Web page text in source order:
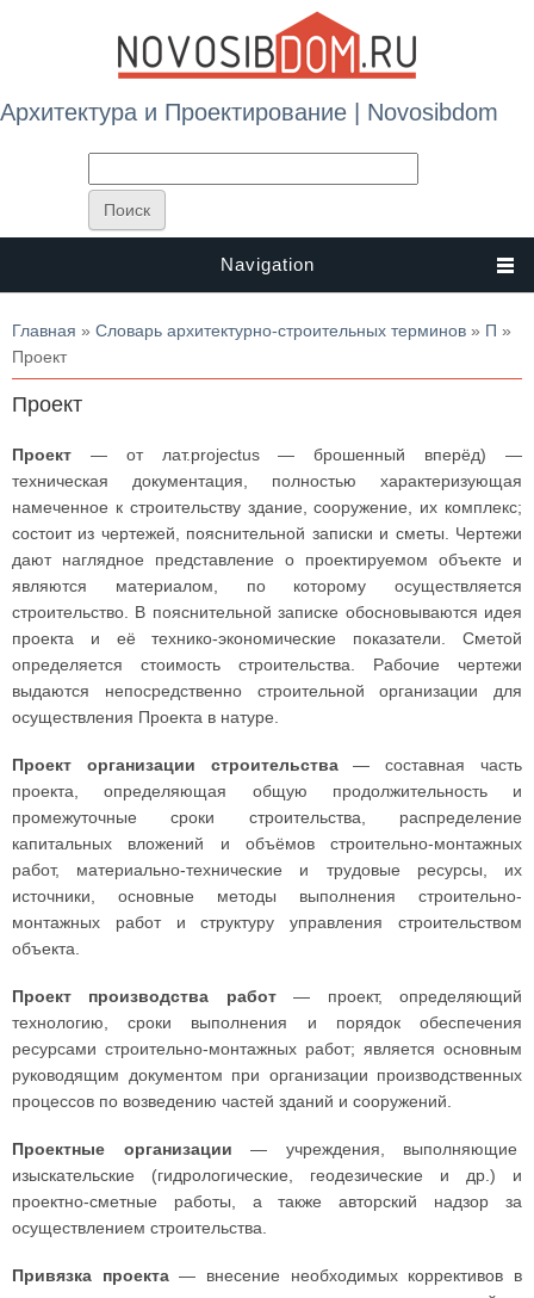
Архитектура и Проектирование | Novosibdom
Navigation
Вы здесь
Главная » Словарь архитектурно-строительных терминов » П »
Проект
Проект
Проект — от лат.projectus — брошенный вперёд) —
техническая документация, полностью характеризующая
намеченное к строительству здание, сооружение, их комплекс;
состоит из чертежей, пояснительной записки и сметы. Чертежи
дают наглядное представление о проектируемом объекте и
являются материалом, по которому осуществляется
строительство. В пояснительной записке обосновываются идея
проекта и её технико-экономические показатели. Сметой
определяется стоимость строительства. Рабочие чертежи
выдаются непосредственно строительной организации для
осуществления Проекта в натуре.
Проект организации строительства— составная часть
проекта, определяющая общую продолжительность и
промежуточные сроки строительства, распределение
капитальных вложений и объёмов строительно-монтажных
работ, материально-технические и трудовые ресурсы, их
источники, основные методы выполнения строительно-
монтажных работ и структуру управления строительством
объекта.
Проект производства работ— проект, определяющий
технологию, сроки выполнения и порядок обеспечения
ресурсами строительно-монтажных работ; является основным
руководящим документом при организации производственных
процессов по возведению частей зданий и сооружений.
Проектные организации — учреждения, выполняющие
изыскательские (гидрологические, геодезические и др.) и
проектно-сметные работы, а также авторский надзор за
осуществлением строительства.
Привязка проекта— внесение необходимых коррективов в